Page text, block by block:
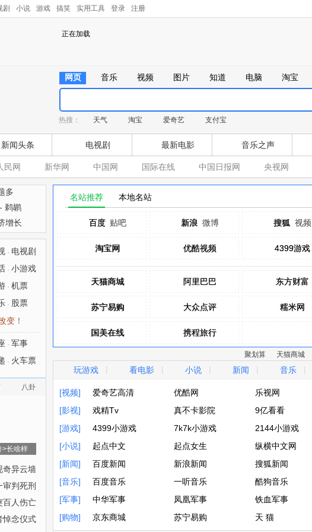
剧 小说 游戏 搞笑 实用工具 登录 注册
正在加载
网页 音乐 视频 图片 知道 电脑 淘宝
热搜： 天气 淘宝 爱奇艺 支付宝
新闻头条 电视剧 最新电影 音乐之声
民网 新华网 中国网 国际在线 中国日报网 央视网
名站推荐 本地名站
百度
百度 贴吧 新浪
新浪 微博 搜狐
搜狐 视频
淘宝网
淘宝网 优酷视频
优酷视频 4399游戏
4399游戏
天猫商城
天猫商城 阿里巴巴
阿里巴巴 东方财富
东方财富
苏宁易购
苏宁易购 大众点评
大众点评 糯米网
糯米网
国美在线
国美在线 携程旅行
携程旅行
拉手网
拉手网
聚划算 天猫商城
玩游戏 看电影 小说 新闻 音乐
[视频]
爱奇艺高清
爱奇艺高清
优酷网
优酷网
乐视网
乐视网
[影视]
戏精Tv
戏精Tv
真不卡影院
真不卡影院
9亿看看
9亿看看
[游戏]
4399小游戏
4399小游戏
7k7k小游戏
7k7k小游戏
2144小游戏
2144小游戏
[小说]
起点中文
起点中文
起点女生
起点女生
纵横中文网
纵横中文网
[新闻]
百度新闻
百度新闻
新浪新闻
新浪新闻
搜狐新闻
搜狐新闻
[音乐]
百度音乐
百度音乐
一听音乐
一听音乐
酷狗音乐
酷狗音乐
[军事]
中华军事
中华军事
凤凰军事
凤凰军事
铁血军事
铁血军事
[购物]
京东商城
苏宁易购
天 猫
多
鹈鹕
增长
· 电视剧
· 小游戏
· 机票
· 股票
变！
· 军事
· 火车票
八卦
>长啥样
奇异云墙
判死刑
百人伤亡
悼念仪式